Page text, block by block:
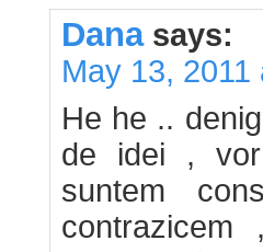
Dana says:
May 13, 2011
He he ..
de idei ,
suntem